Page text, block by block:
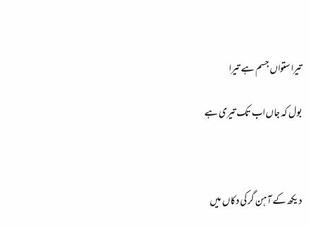
تیرا ستواں جسم ہے تیرا
بول کہ جاں اب تک تیری ہے
دیکھ کے آہن گر کی دکاں میں